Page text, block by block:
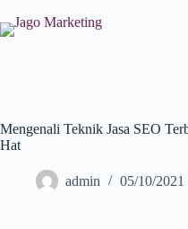
Mengenali Teknik Jasa SEO
Hat
admin 05/10/2021